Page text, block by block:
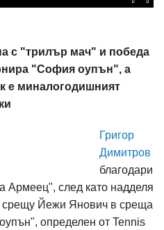
с "трилър мач" и победа
"София оупън", а
е миналогодишният
Григор
Димитров
благодари
Армеец", след като надделя
срещу Йежи Янович в среща
определен от Tennis